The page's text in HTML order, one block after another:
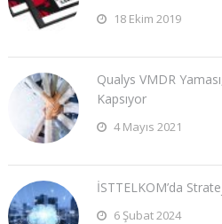
18 Ekim 2019
Qualys VMDR
Kapsıyor
4 Mayıs 2021
İSTTELKOM’da
6 Şubat 2024